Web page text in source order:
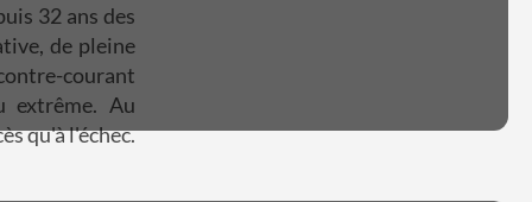
32 ans des
de pleine
courant
extrême. Au
qu'à l'échec.